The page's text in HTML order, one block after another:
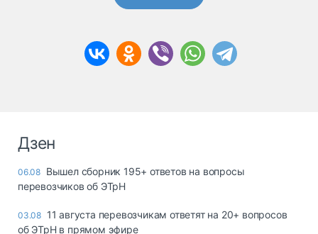
Дзен
06.08 Вышел сборник 195+ ответов на вопросы
перевозчиков об ЭТрН
03.08 11 августа перевозчикам ответят на 20+ вопросов
об ЭТрН в прямом эфире